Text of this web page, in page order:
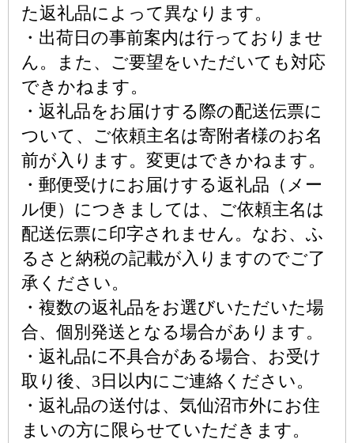
た返礼品によって異なります。
・出荷日の事前案内は行っておりませ
ん。また、ご要望をいただいても対応
できかねます。
・返礼品をお届けする際の配送伝票に
ついて、ご依頼主名は寄附者様のお名
前が入ります。変更はできかねます。
・郵便受けにお届けする返礼品（メー
ル便）につきましては、ご依頼主名は
配送伝票に印字されません。なお、ふ
るさと納税の記載が入りますのでご了
承ください。
・複数の返礼品をお選びいただいた場
合、個別発送となる場合があります。
・返礼品に不具合がある場合、お受け
取り後、3日以内にご連絡ください。
・返礼品の送付は、気仙沼市外にお住
まいの方に限らせていただきます。